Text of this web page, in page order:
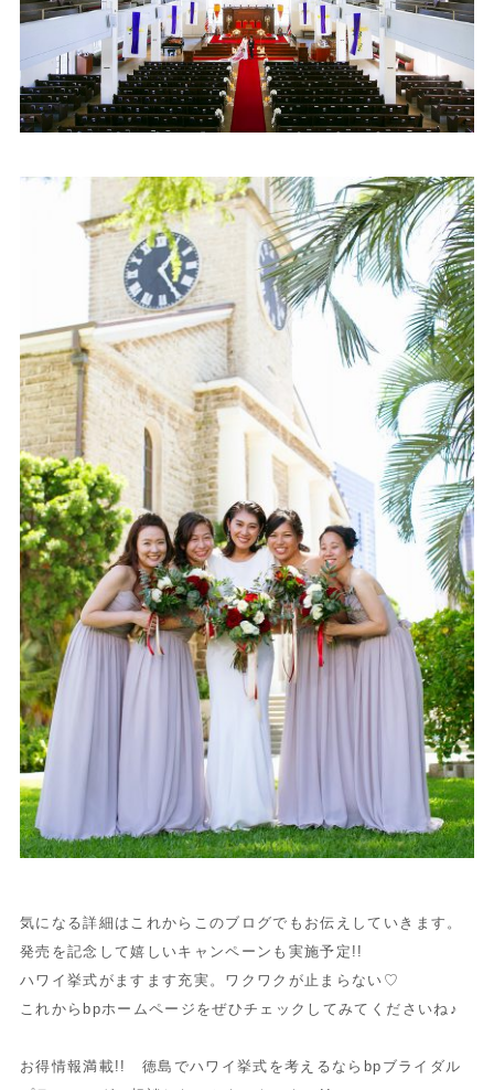
気になる詳細はこれからこのブログでもお伝えしていきます。
発売を記念して嬉しいキャンペーンも実施予定!!
ハワイ挙式がますます充実。ワクワクが止まらない♡
これからbpホームページをぜひチェックしてみてくださいね♪
お得情報満載!! 徳島でハワイ挙式を考えるならbpブライダル